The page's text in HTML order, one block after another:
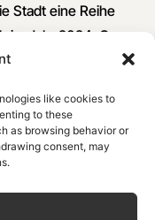
like cookies to
to these
as browsing behavior or
consent, may
Stadt eine Reihe
im Jahr 2024. Ganz
bieten.
Hafen: Beginnen
die
Sie den berühmten